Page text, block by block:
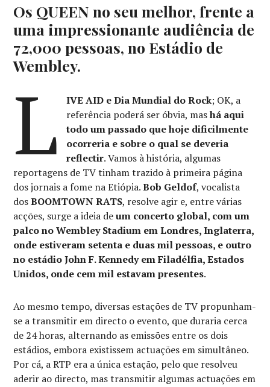
Os QUEEN no seu melhor, frente a
uma impressionante audiência de
72,000 pessoas, no Estádio de
Wembley.
L IVE AID e Dia Mundial do Rock; OK, a
referência poderá ser óbvia, mashá aqui
todo um passado que hoje dificilmente
ocorreria e sobre o qual se deveria
reflectir. Vamos à história, algumas
reportagens de TV tinham trazido à primeira página
dos jornais a fome na Etiópia.Bob Geldof, vocalista
dosBOOMTOWN RATS, resolve agir e, entre várias
acções, surge a ideia deum concerto global, com um
palco no Wembley Stadium em Londres, Inglaterra,
onde estiveram setenta e duas mil pessoas, e outro
no estádio John F. Kennedy em Filadélfia, Estados
Unidos, onde cem mil estavam presentes.
Ao mesmo tempo, diversas estações de TV propunham-
se a transmitir em directo o evento, que duraria cerca
de 24 horas, alternando as emissões entre os dois
estádios, embora existissem actuações em simultâneo.
Por cá, a RTP era a única estação, pelo que resolveu
aderir ao directo, mas transmitir algumas actuações em